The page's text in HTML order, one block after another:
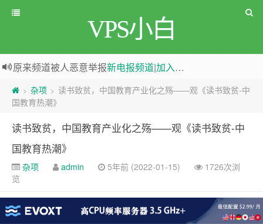
VPS小白
> 杂项 > 读书致贫，中国教育产业化之殇——观《读书致贫-中
国教育热潮》
读书致贫，中国教育产业化之殇——观《读书致贫-中
国教育热潮》
杂项 admin 5年前 (2022-01-15)
1726次浏
览